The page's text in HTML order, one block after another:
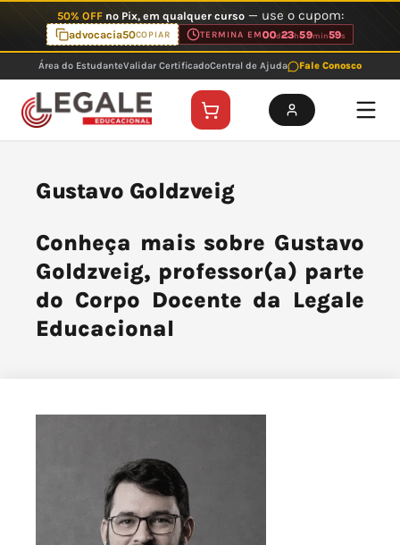
o
conteúdo
50% OFFno Pix, em qualquer curso— use o cupom:
advocacia50COPIAR TERMINA EM00d23h59min59s
Área do EstudanteValidar CertificadoCentral de Ajuda Fale Conosco
Gustavo Goldzveig
Conheça mais sobre Gustavo
Goldzveig, professor(a) parte
do Corpo Docente da Legale
Educacional